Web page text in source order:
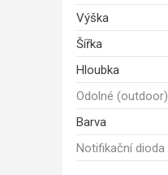
Výška
Šířka
Hloubka
Odolné (outdoor)
Barva
Notifikační dioda